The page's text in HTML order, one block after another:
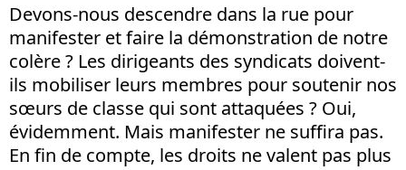
Devons-nous descendre dans la rue pour
manifester et faire la démonstration de notre
colère ? Les dirigeants des syndicats doivent-
ils mobiliser leurs membres pour soutenir nos
sœurs de classe qui sont attaquées ? Oui,
évidemment. Mais manifester ne suffira pas.
En fin de compte, les droits ne valent pas plus